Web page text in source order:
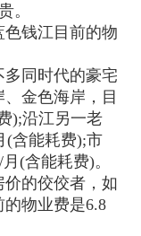
。
钱江目前的物
同时代的豪宅
金色海岸，目
);沿江另一老
(含能耗费);市
(含能耗费)。
的佼佼者，如
物业费是6.8